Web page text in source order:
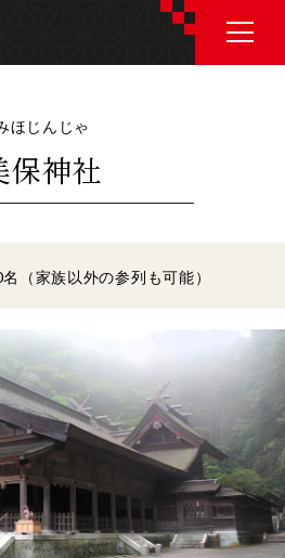
E N
ほじんじゃ
保神社
（家族以外の参列も可能）